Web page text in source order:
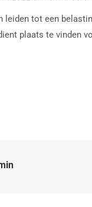
leiden tot een
plaats te vinden